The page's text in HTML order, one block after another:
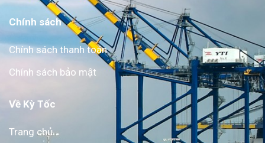
Chính sách
Chính sách thanh toán
Chính sách bảo mật
Về Kỳ Tốc
Trang chủ